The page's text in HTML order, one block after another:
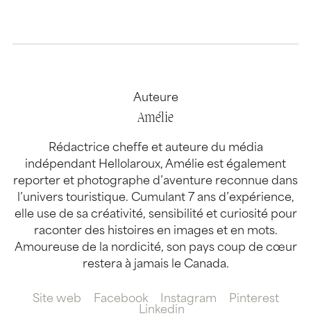
Auteure
Amélie
Rédactrice cheffe et auteure du média
indépendant Hellolaroux, Amélie est également
reporter et photographe d’aventure reconnue dans
l’univers touristique. Cumulant 7 ans d’expérience,
elle use de sa créativité, sensibilité et curiosité pour
raconter des histoires en images et en mots.
Amoureuse de la nordicité, son pays coup de cœur
restera à jamais le Canada.
Site web Facebook Instagram
Pinterest
Linkedin